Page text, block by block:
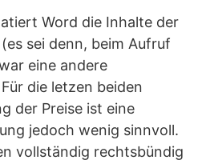
Word die Inhalte der
sei denn, beim Aufruf
eine andere
die letzen beiden
der Preise ist eine
jedoch wenig sinnvoll.
vollständig rechtsbündig